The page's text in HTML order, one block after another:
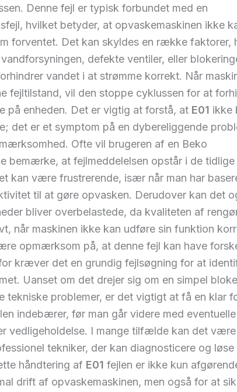
Denne fejl er typisk forbundet med en
hvilket betyder, at opvaskemaskinen ikke
forventet. Det kan skyldes en række faktorer,
defekte ventiler, eller
vandet i at strømme korrekt. Når
fejltilstand, vil den stoppe cyklussen for at
på enheden. Det er vigtig at forstå, at E01 ikke
det er et symptom på en dybereliggende
Ofte vil brugeren af en Beko
bemærke, at fejlmeddelelsen opstår i de
kan være frustrerende, især når man har
til at gøre opvasken. Derudover kan det
bliver overbelastede, da kvaliteten af
når maskinen ikke kan udføre sin funktion
opmærksom på, at denne fejl kan have
kræver det en grundig fejlsøgning for at
Uanset om det drejer sig om en simpel
tekniske problemer, er det vigtigt at få en klar
indebærer, før man går videre med eventuelle
vedligeholdelse. I mange tilfælde kan det
tekniker, der kan diagnosticere og
håndtering af E01 fejlen er ikke kun
drift af opvaskemaskinen, men også for at